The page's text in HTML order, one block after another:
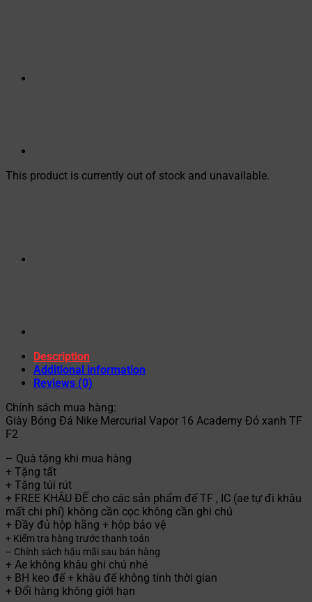
This product is currently out of stock and unavailable.
Description
Additional information
Reviews (0)
Chính sách mua hàng:
Giày Bóng Đá Nike Mercurial Vapor 16 Academy Đỏ xanh TF
F2
– Quà tặng khi mua hàng
+ Tặng tất
+ Tặng túi rút
+ FREE KHÂU ĐẾ cho các sản phẩm đế TF , IC (ae tự đi khâu
mất chi phí) không cần cọc không cần ghi chú
+ Đầy đủ hộp hãng + hộp bảo vệ
+ Kiểm tra hàng trước thanh toán
– Chính sách hậu mãi sau bán hàng
+ Ae không khâu ghi chú nhé
+ BH keo đế + khâu đế không tính thời gian
+ Đổi hàng không giới hạn